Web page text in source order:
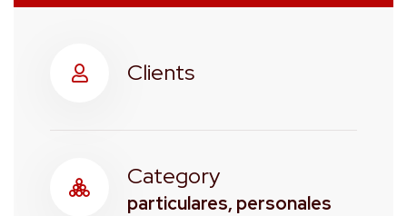
Clients
Category
particulares, personales